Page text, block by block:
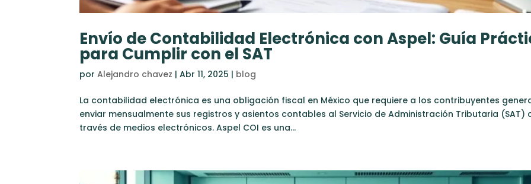
Envío de Contabilidad Electrónica con Aspel: Guía
para Cumplir con el SAT
porAlejandro chavez |Abr 11, 2025 | blog
La contabilidad electrónica es una obligación fiscal en México que requiere a los contribuyentes
enviar mensualmente sus registros y asientos contables al Servicio de Administración Tributaria (SAT)
través de medios electrónicos. Aspel COI es una...